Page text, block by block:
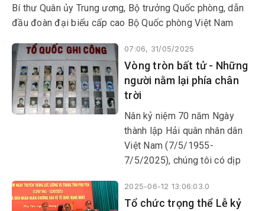
Bí thư Quân ủy Trung ương, Bộ trưởng Quốc phòng, dẫn
đầu đoàn đại biểu cấp cao Bộ Quốc phòng Việt Nam
07:06, 31/05/2025
Vòng tròn bất tử - Những
người nằm lại phía chân
trời
Nân kỷ niệm 70 năm Ngày
thành lập Hải quân nhân dân
Việt Nam (7/5/1955-
7/5/2025), chúng tôi có dịp
hoa, tưởng niệm các anh hùng
liệt sĩ tại Khu tưởng niệm
2025-06-12 13:06:03.0
Tổ chức trọng thể Lễ kỷ